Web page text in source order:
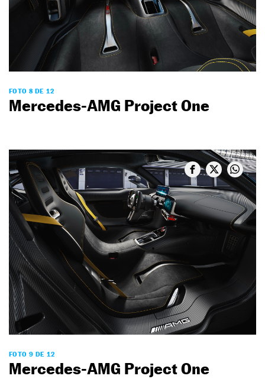
FOTO 8 DE 12
Mercedes-AMG Project One
FOTO 9 DE 12
Mercedes-AMG Project One